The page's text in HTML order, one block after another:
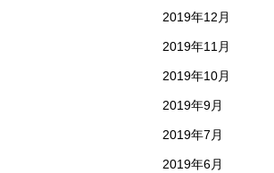
2019年12月
2019年11月
2019年10月
2019年9月
2019年7月
2019年6月